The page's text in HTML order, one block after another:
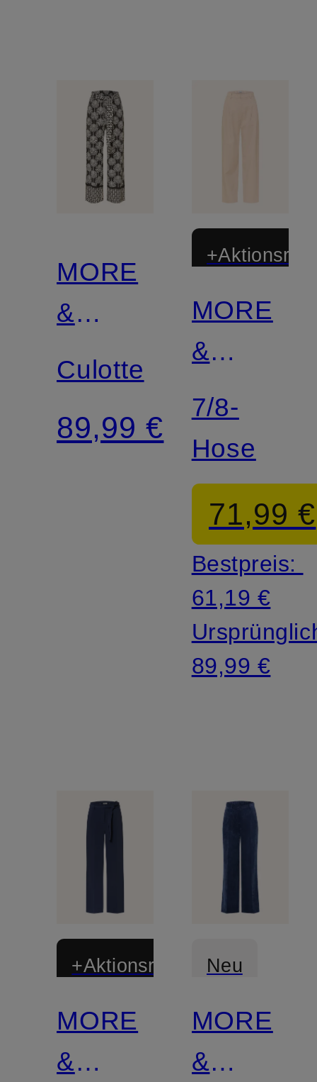
MORE
&
MORE
Culotte
89,99 €
Zertifiziert
MORE
&
MORE
7/8-
Hose
71,99 €
Bestpreis:
61,19 €
89,99 €
+Aktionsrabatt
Zertifiziert
MORE
&
Neu
MORE
&